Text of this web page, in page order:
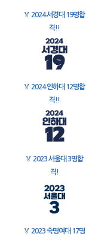
🏅 2024 서경대 19명합
격!!
🏅 2024 인하대 12명합
격!!
🏅 2023 서울대 3명합
격!
🏅 2023 숙명여대 17명